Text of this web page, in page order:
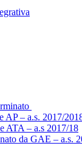
– a.s. 2017/
ATA – a.s 2017/18
da GAE – a.s.